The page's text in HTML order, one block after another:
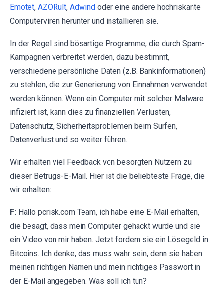
Emotet, AZORult, Adwind oder eine andere hochriskante
Computerviren herunter und installieren sie.
In der Regel sind bösartige Programme, die durch Spam-
Kampagnen verbreitet werden, dazu bestimmt,
verschiedene persönliche Daten (z.B. Bankinformationen)
zu stehlen, die zur Generierung von Einnahmen verwendet
werden können. Wenn ein Computer mit solcher Malware
infiziert ist, kann dies zu finanziellen Verlusten,
Datenschutz, Sicherheitsproblemen beim Surfen,
Datenverlust und so weiter führen.
Wir erhalten viel Feedback von besorgten Nutzern zu
dieser Betrugs-E-Mail. Hier ist die beliebteste Frage, die
wir erhalten:
F: Hallo pcrisk.com Team, ich habe eine E-Mail erhalten,
die besagt, dass mein Computer gehackt wurde und sie
ein Video von mir haben. Jetzt fordern sie ein Lösegeld in
Bitcoins. Ich denke, das muss wahr sein, denn sie haben
meinen richtigen Namen und mein richtiges Passwort in
der E-Mail angegeben. Was soll ich tun?